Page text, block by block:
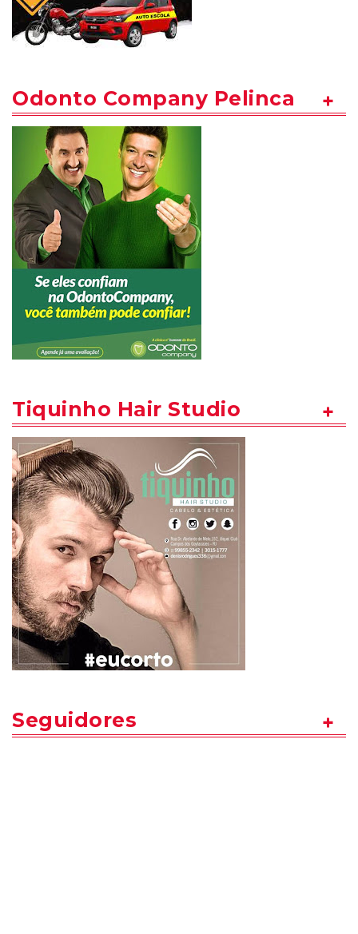
Odonto Company Pelinca
Tiquinho Hair Studio
Seguidores